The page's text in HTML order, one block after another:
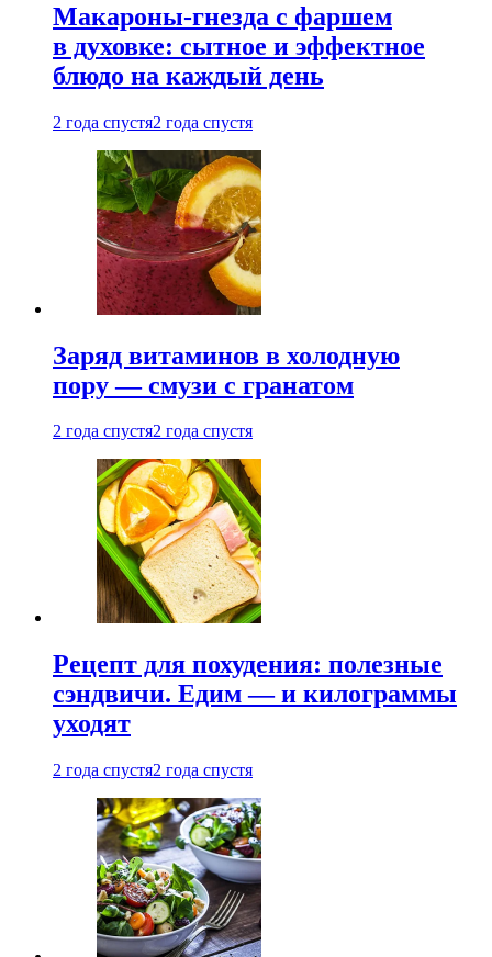
Макароны-гнезда с фаршем
в духовке: сытное и эффектное
блюдо на каждый день
2 года спустя2 года спустя
Заряд витаминов в холодную
пору — смузи с гранатом
2 года спустя2 года спустя
Рецепт для похудения: полезные
сэндвичи. Едим — и килограммы
уходят
2 года спустя2 года спустя